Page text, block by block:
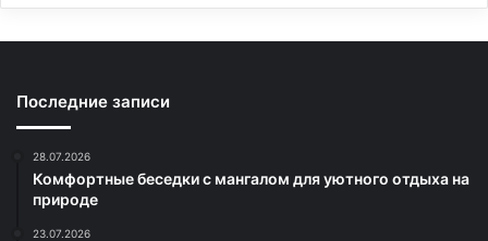
Последние записи
28.07.2026
Комфортные беседки с мангалом для уютного отдыха на
природе
23.07.2026